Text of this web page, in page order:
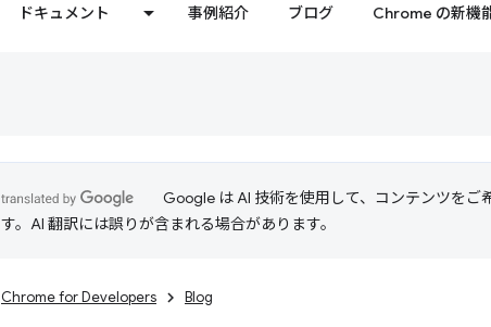
ドキュメント 事例紹介 ブログ Chrome の新機
Google は AI 技術を使用して、コンテンツをご
す。AI 翻訳には誤りが含まれる場合があります。
Chrome for Developers Blog